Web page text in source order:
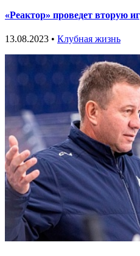
«Реактор» проведет вторую
13.08.2023 • Клубная жизнь